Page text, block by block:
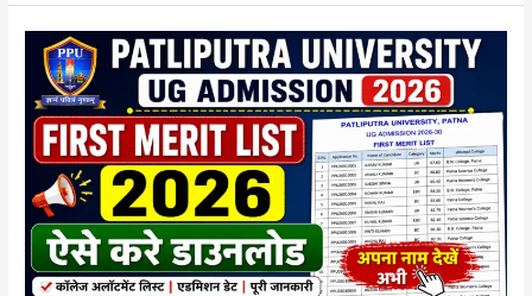
PPU
UG
First
Merit
List
2026
BA,
B.Sc,